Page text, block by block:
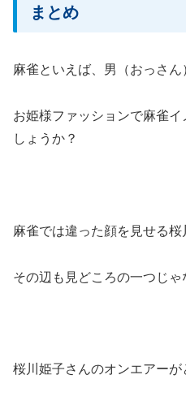
まとめ
麻雀といえば、男（おっさん
お姫様ファッションで麻雀
しょうか？
麻雀では違った顔を見せる桜
その辺も見どころの一つじゃ
桜川姫子さんのオンエアーが